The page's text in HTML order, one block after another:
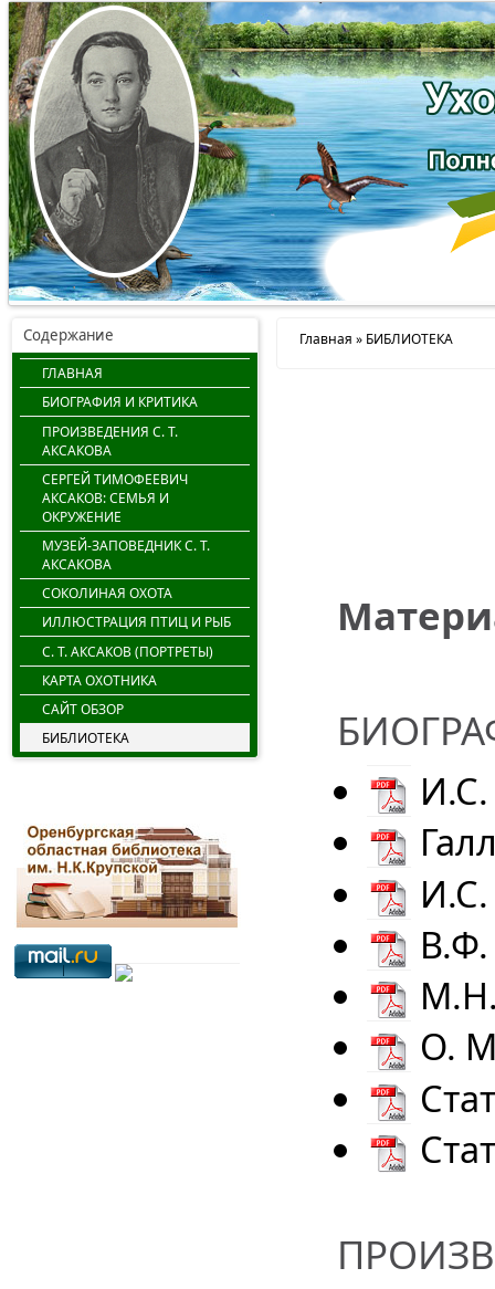
Главная » БИБЛИОТЕКА
И.С.
И.С.
О.
Содержание
ГЛАВНАЯ
БИОГРАФИЯ И КРИТИКА
ПРОИЗВЕДЕНИЯ С. Т.
АКСАКОВА
СЕРГЕЙ ТИМОФЕЕВИЧ
АКСАКОВ: СЕМЬЯ И
ОКРУЖЕНИЕ
МУЗЕЙ-ЗАПОВЕДНИК С. Т.
АКСАКОВА
СОКОЛИНАЯ ОХОТА
ИЛЛЮСТРАЦИЯ ПТИЦ И РЫБ
С. Т. АКСАКОВ (ПОРТРЕТЫ)
КАРТА ОХОТНИКА
САЙТ ОБЗОР
БИБЛИОТЕКА